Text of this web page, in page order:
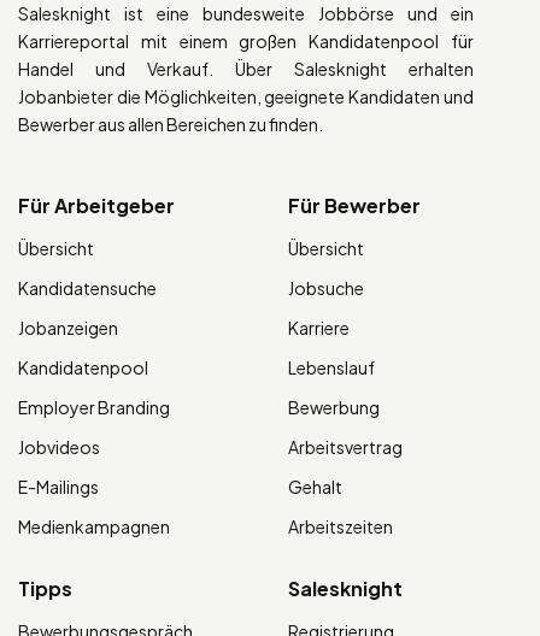
Salesknight ist eine bundesweite Jobbörse und ein
Karriereportal mit einem großen Kandidatenpool für
Handel und Verkauf. Über Salesknight erhalten
Jobanbieter die Möglichkeiten, geeignete Kandidaten und
Bewerber aus allen Bereichen zu finden.
Für Arbeitgeber
Übersicht
Kandidatensuche
Jobanzeigen
Kandidatenpool
Employer Branding
Jobvideos
E-Mailings
Medienkampagnen
Für Bewerber
Übersicht
Jobsuche
Karriere
Lebenslauf
Bewerbung
Arbeitsvertrag
Gehalt
Arbeitszeiten
Tipps
Bewerbungsgespräch
Salesknight
Registrierung